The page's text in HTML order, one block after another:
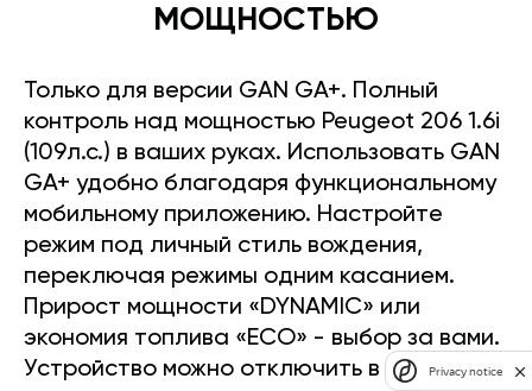
МОЩНОСТЬЮ
Только для версии GAN GA+. Полный
контроль над мощностью Peugeot 206 1.6i
(109л.с.) в ваших руках. Использовать GAN
GA+ удобно благодаря функциональному
мобильному приложению. Настройте
режим под личный стиль вождения,
переключая режимы одним касанием.
Прирост мощности «DYNAMIC» или
экономия топлива «ECO» - выбор за вами.
Устройство можно отключить в любоеPrivacy notice